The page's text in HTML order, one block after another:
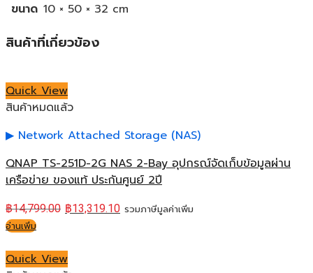
ขนาด 10 × 50 × 32 cm
สินค้าที่เกี่ยวข้อง
Quick View
สินค้าหมดแล้ว
Network Attached Storage (NAS)
QNAP TS-251D-2G NAS 2-Bay อุปกรณ์จัดเก็บข้อมูลผ่าน
เครือข่าย ของแท้ ประกันศูนย์ 2ปี
฿14,799.00 ฿13,319.10 รวมภาษีมูลค่าเพิ่ม
อ่านเพิ่ม
Quick View